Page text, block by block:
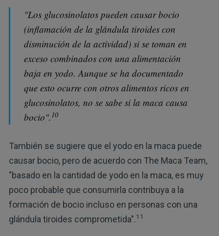
"Los glucosinolatos pueden causar bocio
(inflamación de la glándula tiroides con
disminución de la actividad) si se toman en
exceso combinados con una alimentación
baja en yodo. Aunque se ha documentado
que esto ocurre con otros alimentos ricos en
glucosinolatos, no se sabe si la maca causa
bocio".10
También se sugiere que el yodo en la maca puede
causar bocio, pero de acuerdo con The Maca Team,
"basado en la cantidad de yodo en la maca, es muy
poco probable que consumirla contribuya a la
formación de bocio incluso en personas con una
glándula tiroides comprometida".11